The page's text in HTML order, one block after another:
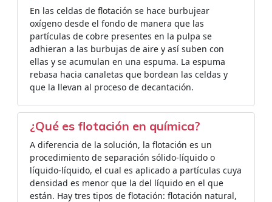
En las celdas de flotación se hace burbujear
oxígeno desde el fondo de manera que las
partículas de cobre presentes en la pulpa se
adhieran a las burbujas de aire y así suben con
ellas y se acumulan en una espuma. La espuma
rebasa hacia canaletas que bordean las celdas y
que la llevan al proceso de decantación.
¿Qué es flotación en química?
A diferencia de la solución, la flotación es un
procedimiento de separación sólido-líquido o
líquido-líquido, el cual es aplicado a partículas cuya
densidad es menor que la del líquido en el que
están. Hay tres tipos de flotación: flotación natural,